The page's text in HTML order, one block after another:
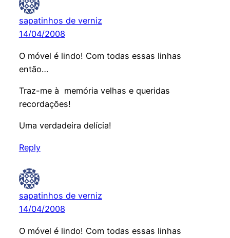
sapatinhos de verniz
14/04/2008
O móvel é lindo! Com todas essas linhas
então…
Traz-me à memória velhas e queridas
recordações!
Uma verdadeira delícia!
Reply
sapatinhos de verniz
14/04/2008
O móvel é lindo! Com todas essas linhas